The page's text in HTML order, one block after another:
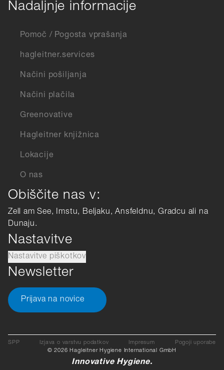
Nadaljnje informacije
Pomoč / Pogosta vprašanja
hagleitner.services
Načini pošiljanja
Načini plačila
Greenovative
Hagleitner knjižnica
Lokacije
O nas
Obiščite nas v:
Zell am See, Imstu, Beljaku, Ansfeldnu, Gradcu ali na
Dunaju.
Nastavitve
Nastavitve piškotkov
Newsletter
Prijava na novice
SPP Izjava o varstvu podatkov Impresum
Pogoji uporabe
© 2026 Hagleitner Hygiene International GmbH
Innovative Hygiene.